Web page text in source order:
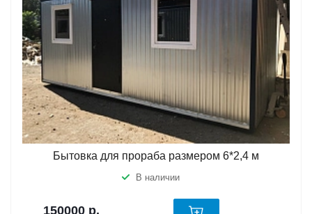
Бытовка для прораба размером 6*2,4 м
В наличии
150000 р.